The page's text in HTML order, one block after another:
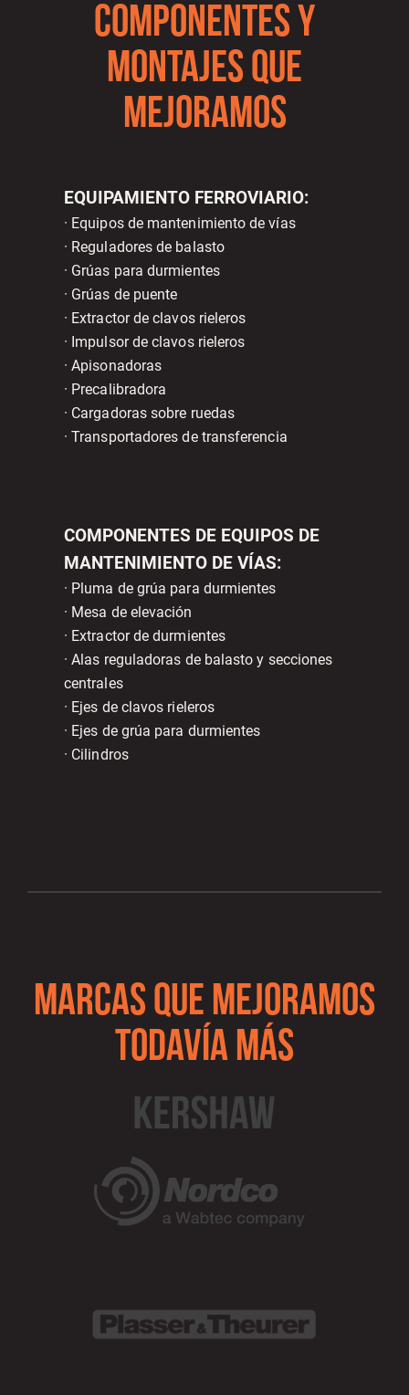
COMPONENTES Y
MONTAJES QUE
MEJORAMOS
EQUIPAMIENTO FERROVIARIO:
· Equipos de mantenimiento de vías
· Reguladores de balasto
· Grúas para durmientes
· Grúas de puente
· Extractor de clavos rieleros
· Impulsor de clavos rieleros
· Apisonadoras
· Precalibradora
· Cargadoras sobre ruedas
· Transportadores de transferencia
COMPONENTES DE EQUIPOS DE
MANTENIMIENTO DE VÍAS:
· Pluma de grúa para durmientes
· Mesa de elevación
· Extractor de durmientes
· Alas reguladoras de balasto y secciones
centrales
· Ejes de clavos rieleros
· Ejes de grúa para durmientes
· Cilindros
MARCAS QUE MEJORAMOS
TODAVÍA MÁS